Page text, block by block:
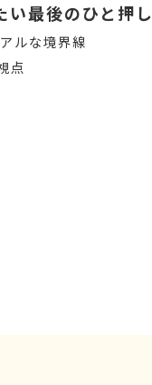
最後のひと押し
ルな境界線
点